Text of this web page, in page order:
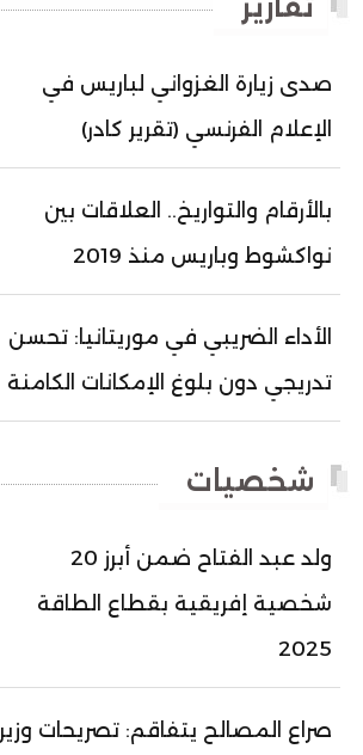
أحمد دداهي مختار
أحمد زيدان ولد محمد محمود
أحمد سالم بكار
أحمد سالم ولد بده
أحمد سالم ولد بكار
أحمد سيد أحمد أج
أحمد طالب ولد محمد
أحمد عبد الله أحمد مسكه
أحمد محفوظ حسني
أحمد محمد عبدالرحمن أمين
أحمد محمود محمد المامي النيسان
أحمد هارون الشيخ سيديا
تقارير
صدى زيارة الغزواني لباريس في
الإعلام الفرنسي (تقرير كادر)
بالأرقام والتواريخ.. العلاقات بين
نواكشوط وباريس منذ 2019
الأداء الضريبي في موريتانيا: تحسن
تدريجي دون بلوغ الإمكانات الكامنة
شخصيات
ولد عبد الفتاح ضمن أبرز 20
شخصية إفريقية بقطاع الطاقة
2025
صراع المصالح يتفاقم: تصريحات وزير